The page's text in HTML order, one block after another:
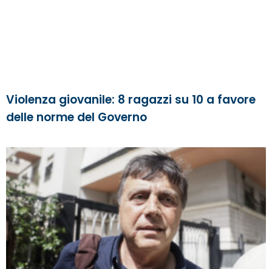
Violenza giovanile: 8 ragazzi su 10 a favore
delle norme del Governo